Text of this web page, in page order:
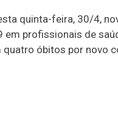
quinta-feira, 30/4,
profissionais de
óbitos por novo